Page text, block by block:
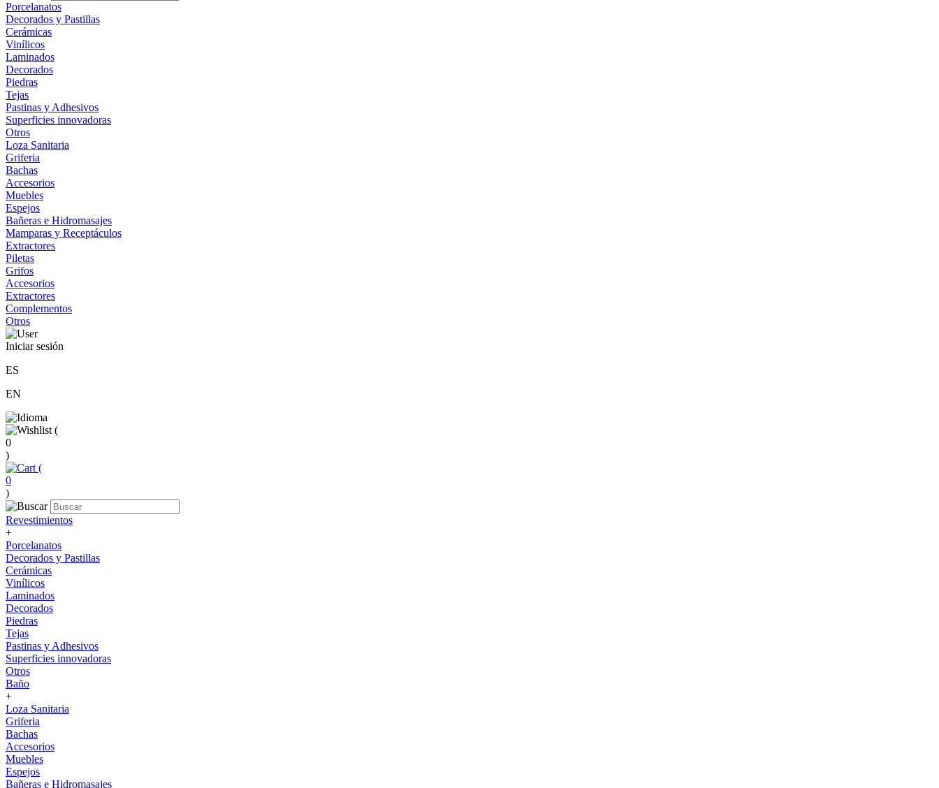
Porcelanatos
Decorados y Pastillas
Cerámicas
Vinílicos
Laminados
Decorados
Piedras
Tejas
Pastinas y Adhesivos
Superficies innovadoras
Otros
Loza Sanitaria
Griferia
Bachas
Accesorios
Muebles
Espejos
Bañeras e Hidromasajes
Mamparas y Receptáculos
Extractores
Piletas
Grifos
Accesorios
Extractores
Complementos
Otros
Iniciar sesión
ES
EN
(
0
)
(
0
)
Revestimientos
+
Porcelanatos
Decorados y Pastillas
Cerámicas
Vinílicos
Laminados
Decorados
Piedras
Tejas
Pastinas y Adhesivos
Superficies innovadoras
Otros
Baño
+
Loza Sanitaria
Griferia
Bachas
Accesorios
Muebles
Espejos
Bañeras e Hidromasajes